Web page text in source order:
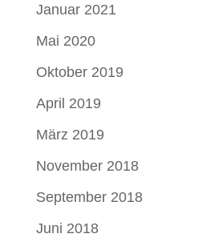
Januar 2021
Mai 2020
Oktober 2019
April 2019
März 2019
November 2018
September 2018
Juni 2018